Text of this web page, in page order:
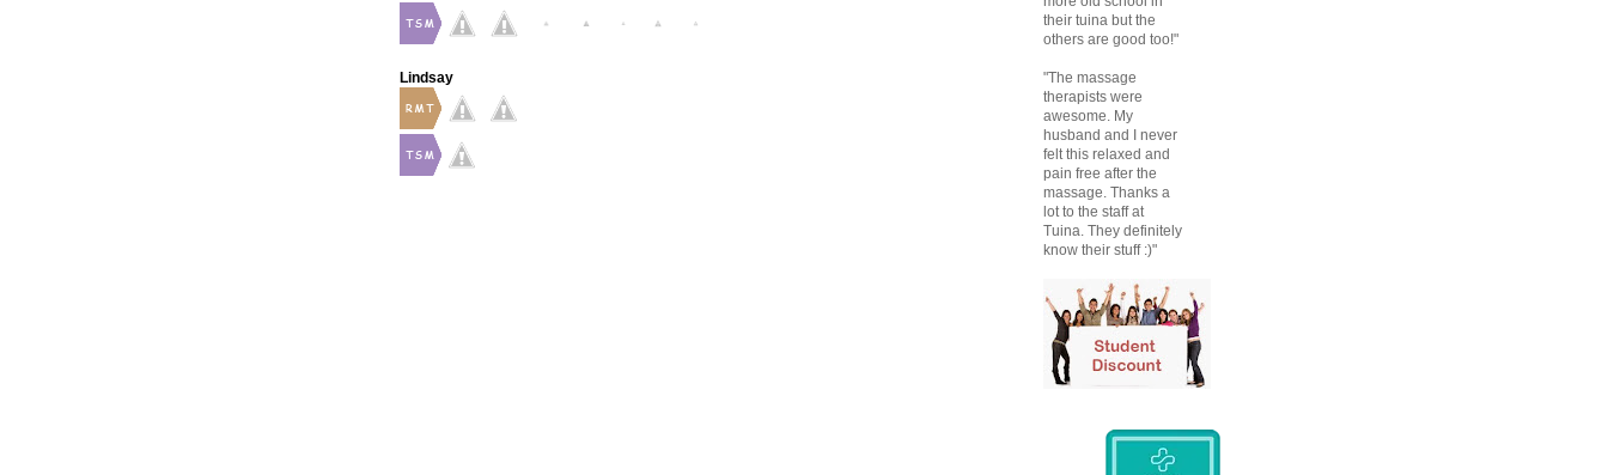
Lindsay
their tuina but the
others are good too!"
"The massage
therapists were
awesome. My
husband and I never
felt this relaxed and
pain free after the
massage. Thanks a
lot to the staff at
Tuina. They definitely
know their stuff :)"